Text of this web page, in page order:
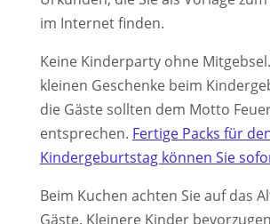
im Internet finden.
Keine Kinderparty ohne
kleinen Geschenke beim
die Gäste sollten dem Motto
entsprechen. Fertige Packs für
Kindergeburtstag können Sie
Beim Kuchen achten Sie auf das
Gäste. Kleinere Kinder